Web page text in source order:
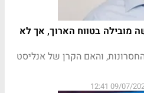
מובילה בטווח הארוך, אך לא
והאם הקרן של אנליסט
09/07/2026